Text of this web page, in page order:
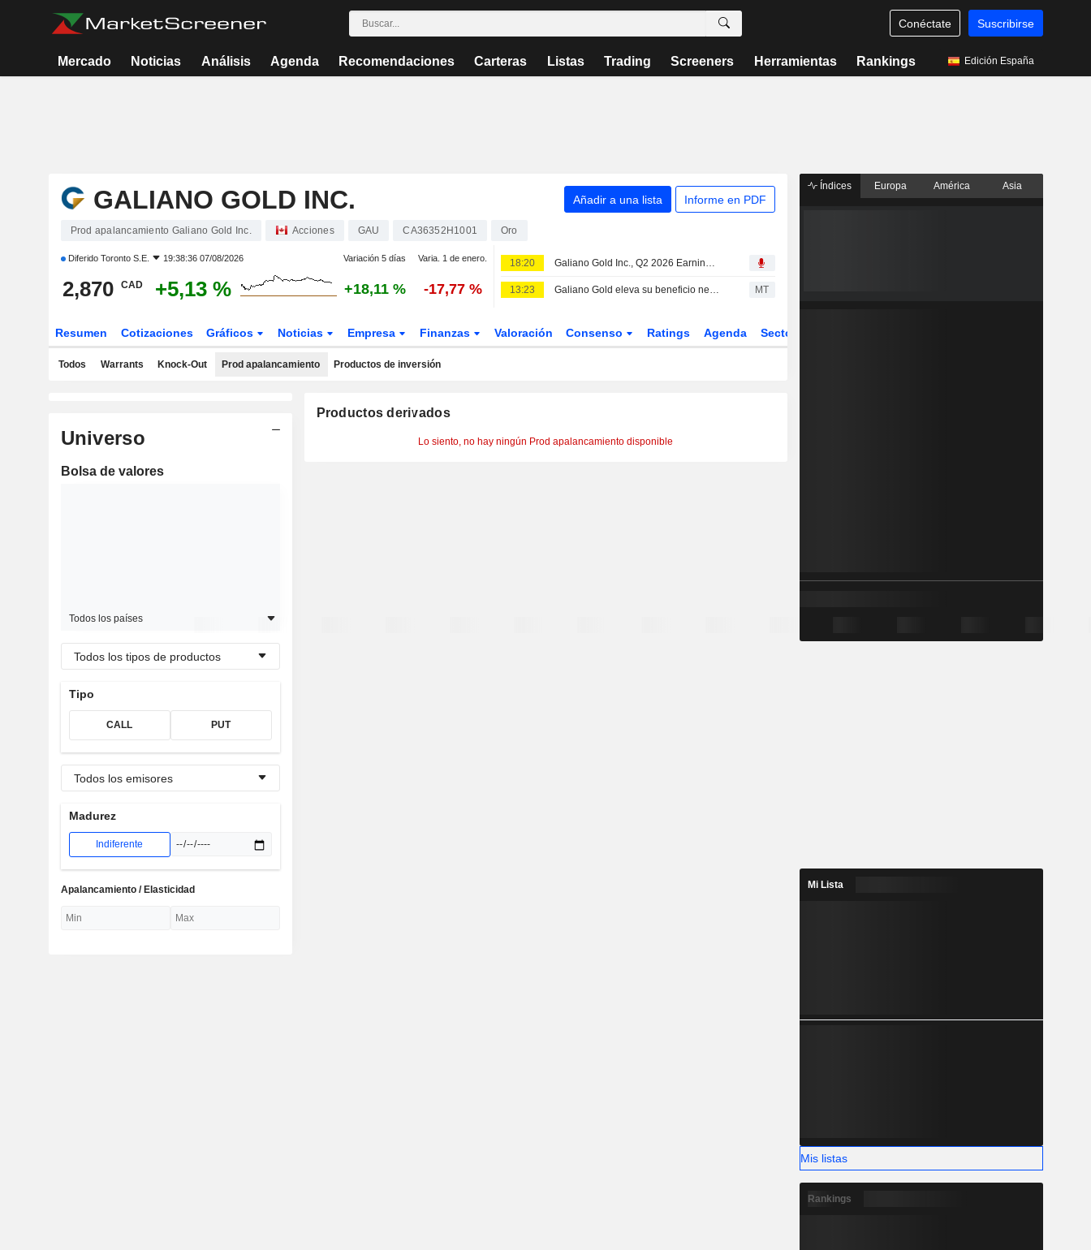
Conéctate Suscribirse
Mercado Noticias Análisis Agenda Recomendaciones Carteras Listas Trading Screeners Herramientas Rankings Edición España
GALIANO GOLD INC. Añadir a una lista Informe en PDF
Prod apalancamiento Galiano Gold Inc. Acciones GAU CA36352H1001 Oro
Diferido Toronto S.E. 19:38:36 07/08/2026 Variación 5 días Varia. 1 de enero.
2,870 CAD +5,13 % +18,11 % -17,77 %
18:20 Galiano Gold Inc., Q2 2026 Earnings Call, Aug 07, 2026
13:23 Galiano Gold eleva su beneficio neto ajustado y sus ingresos en el segundo trimestre MT
Resumen Cotizaciones Gráficos Noticias Empresa Finanzas Valoración Consenso Ratings Agenda Sector
Todos Warrants Knock-Out Prod apalancamiento Productos de inversión
Universo
Bolsa de valores
Todos los países
Todos los tipos de productos
Tipo
CALL PUT
Todos los emisores
Madurez
Indiferente
Apalancamiento / Elasticidad
Productos derivados
Lo siento, no hay ningún Prod apalancamiento disponible
Índices Europa América Asia
Mi Lista
Mis listas
Rankings